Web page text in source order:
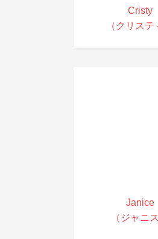
Cristy
（クリステ
Janice
（ジャニス